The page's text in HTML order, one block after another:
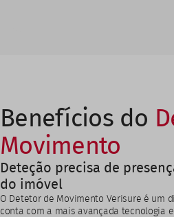
Benefícios do
Movimento
Deteção precisa de
do imóvel
O Detetor de Movimento Verisure é um
conta com a mais avançada tecnologia